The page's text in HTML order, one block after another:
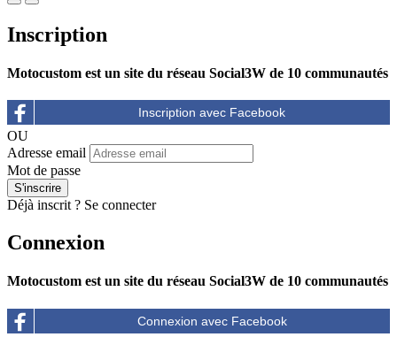
Inscription
Motocustom est un site du réseau Social3W de 10 communautés
OU
Adresse email
Mot de passe
Déjà inscrit ? Se connecter
Connexion
Motocustom est un site du réseau Social3W de 10 communautés